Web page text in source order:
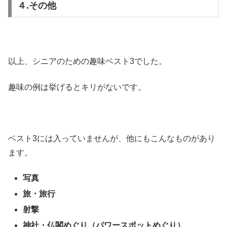
４.その他
以上、シニアのための趣味ベスト3でした。
趣味の例は挙げるとキリがないです。
ベスト3には入っていませんが、他にもこんなものがあり
ます。
写真
旅・旅行
射撃